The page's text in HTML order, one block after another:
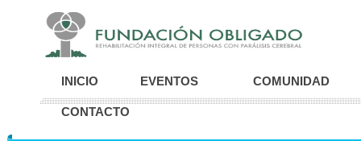
INICIO EVENTOS COMUNIDAD
CONTACTO